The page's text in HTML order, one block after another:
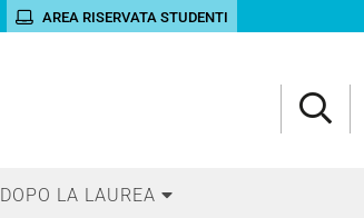
AREA RISERVATA STUDENTI
DOPO LA LAUREA